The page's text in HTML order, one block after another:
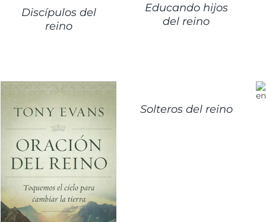
Discípulos del
reino
Educando hijos
del reino
Solteros del reino